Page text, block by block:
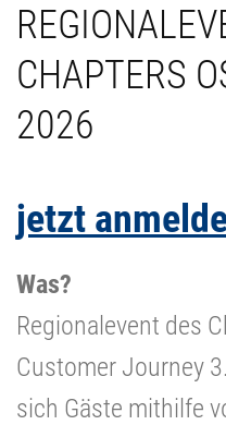
CHAPTERS
2026
jetzt
Was?
Regionalevent des
Customer Journey
sich Gäste mithilfe